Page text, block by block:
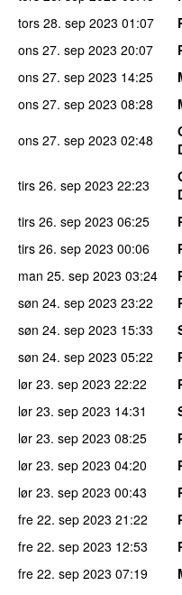
tors 28. sep 2023 01:07
ons 27. sep 2023 20:07
ons 27. sep 2023 14:25
ons 27. sep 2023 08:28
ons 27. sep 2023 02:48
tirs 26. sep 2023 22:23
tirs 26. sep 2023 06:25
tirs 26. sep 2023 00:06
man 25. sep 2023 03:24
søn 24. sep 2023 23:22
søn 24. sep 2023 15:33
søn 24. sep 2023 05:22
lør 23. sep 2023 22:22
lør 23. sep 2023 14:31
lør 23. sep 2023 08:25
lør 23. sep 2023 04:20
lør 23. sep 2023 00:43
fre 22. sep 2023 21:22
fre 22. sep 2023 12:53
fre 22. sep 2023 07:19